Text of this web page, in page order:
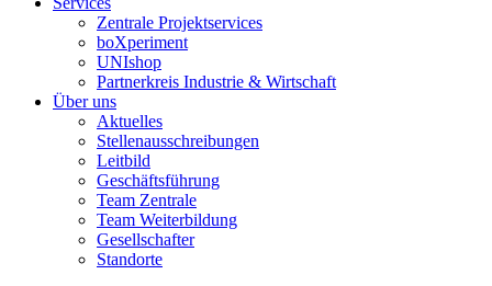
Zentrale Projektservices
boXperiment
UNIshop
Partnerkreis Industrie & Wirtschaft
Über uns
Aktuelles
Stellenausschreibungen
Leitbild
Geschäftsführung
Team Zentrale
Team Weiterbildung
Gesellschafter
Standorte